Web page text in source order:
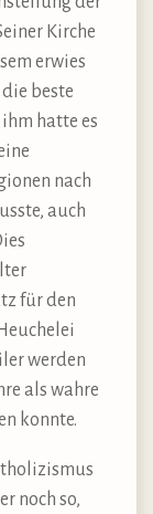
Kirche
erwies
beste
hatte es
nach
auch
für den
werden
als wahre
konnte.
noch so,